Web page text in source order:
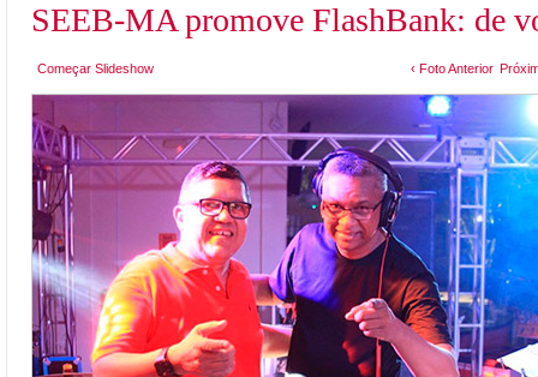
SEEB-MA promove FlashBank: de
Começar Slideshow ‹ Foto Anterior